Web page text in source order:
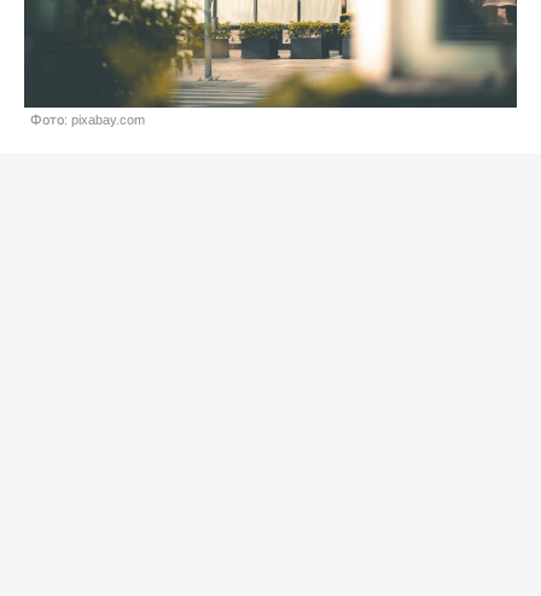
Фото: pixabay.com